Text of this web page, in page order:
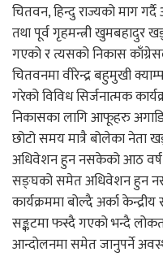
चितवन, हिन्दु राज्यको माग
तथा पूर्व गृहमन्त्री
गएको र त्यसको निकास
चितवनमा वीरेन्द्र बहुमुखी
गरेको विविध सिर्जनात्मक
निकासका लागि आफूहरु
छोटो समय मात्रै बोलेका
अधिवेशन हुन नसकेको आठ
सङ्घको समेत अधिवेशन हुन
कार्यक्रममा बोल्दै अर्का
सङ्कटमा फस्दै गएको भन्दै
आन्दोलनमा समेत जानुपर्ने